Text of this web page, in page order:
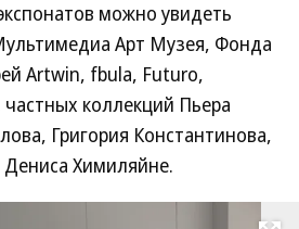
можно увидеть
Арт Музея, Фонда
Artwin, fbula, Futuro,
частных коллекций Пьера
Григория Константинова,
Химиляйне.